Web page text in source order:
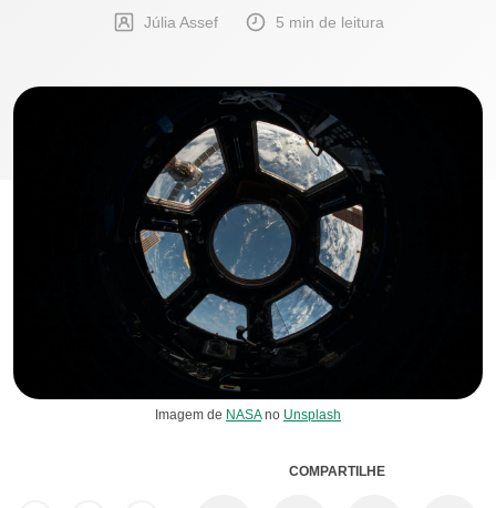
Júlia Assef 5 min de leitura
Imagem de NASAno Unsplash
COMPARTILHE